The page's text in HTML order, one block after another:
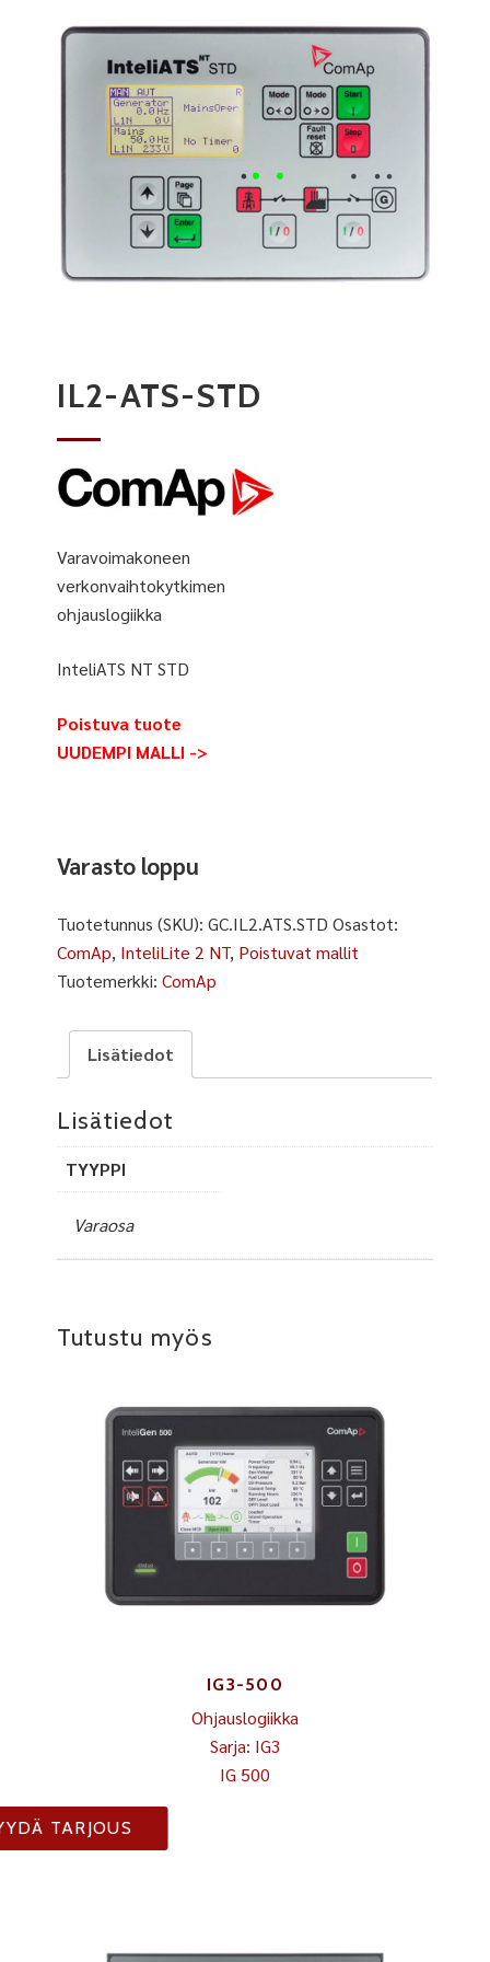
IL2-ATS-STD
Varavoimakoneen
verkonvaihtokytkimen
ohjauslogiikka
InteliATS NT STD
Poistuva tuote
UUDEMPI MALLI ->
Varasto loppu
Tuotetunnus (SKU):GC.IL2.ATS.STD Osastot:
ComAp, InteliLite 2 NT, Poistuvat mallit
Tuotemerkki:ComAp
Lisätiedot
Lisätiedot
TYYPPI
Varaosa
Tutustu myös
IG3-500
Ohjauslogiikka
Sarja: IG3
IG 500
TARJOUS